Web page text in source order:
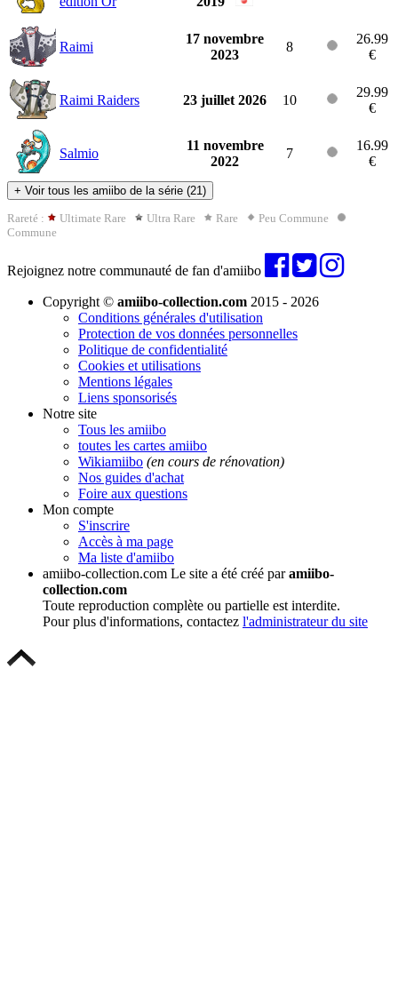
Raimi
17 novembre
2023
8
26.99
€
Raimi Raiders 23 juillet 2026 10
29.99
€
Salmio
11 novembre
2022
7
16.99
€
+ Voir tous les amiibo de la série (21)
Rareté : Ultimate Rare Ultra Rare Rare
Peu Commune
Commune
Rejoignez notre communauté de fan d'amiibo
Copyright © amiibo-collection.com 2015 - 2026
Conditions générales d'utilisation
Protection de vos données personnelles
Politique de confidentialité
Cookies et utilisations
Mentions légales
Liens sponsorisés
Notre site
Tous les amiibo
toutes les cartes amiibo
Wikiamiibo (en cours de rénovation)
Nos guides d'achat
Foire aux questions
Mon compte
S'inscrire
Accès à ma page
Ma liste d'amiibo
amiibo-collection.com Le site a été créé paramiibo-
collection.com
Toute reproduction complète ou partielle est interdite.
Pour plus d'informations, contactez l'administrateur du site